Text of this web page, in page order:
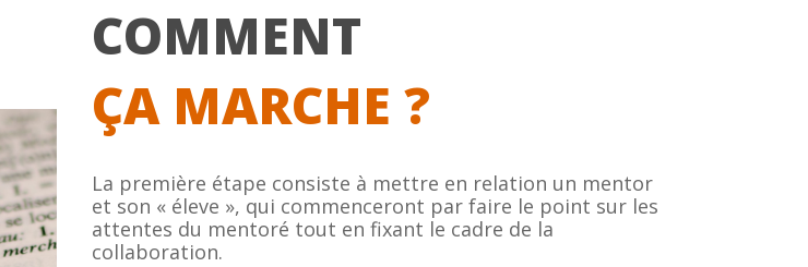
COMMENT
ÇA MARCHE ?
La première étape consiste à mettre en relation un mentor
et son « éleve », qui commenceront par faire le point sur les
attentes du mentoré tout en fixant le cadre de la
collaboration.